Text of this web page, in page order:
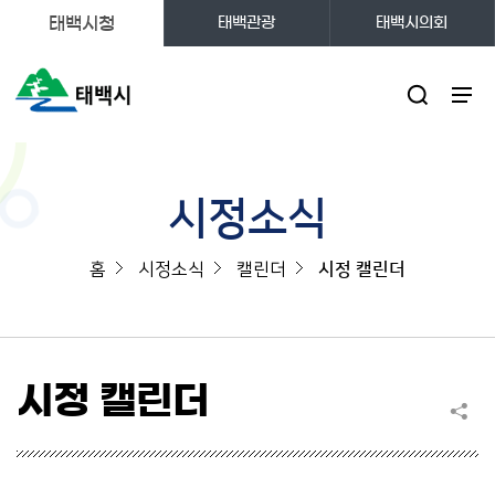
태백시청 태백관광 태백시의회
시정소식
홈 시정소식 캘린더 시정 캘린더
시정 캘린더